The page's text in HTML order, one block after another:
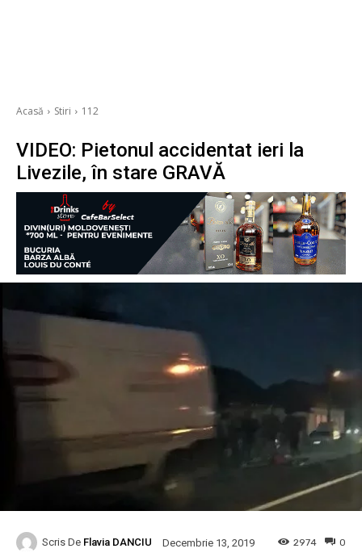
Acasă Stiri 112
VIDEO: Pietonul accidentat ieri la
Livezile, în stare GRAVĂ
Scris De Flavia DANCIU Decembrie 13, 2019 0
2974